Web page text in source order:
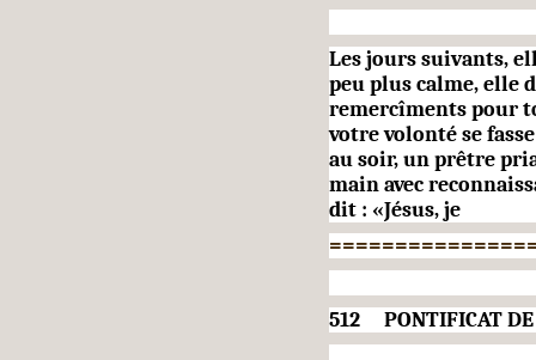
Les jours suivants,
peu plus calme, elle
remercîments pour
votre volonté se
au soir, un prêtre
main avec
dit : «Jésus, je
512 PONTIFICAT DE